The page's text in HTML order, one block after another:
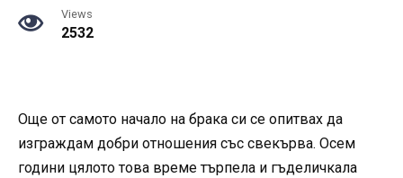
Views
2532
Още от самото начало на брака си се опитвах да
изграждам добри отношения със свекърва. Осем
години цялото това време търпела и гъделичкала